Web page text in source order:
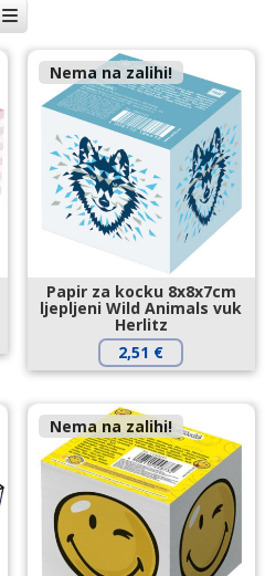
Nema na zalihi!
Papir za kocku 8x8x7cm
ljepljeni Wild Animals vuk
Herlitz
2,51 €
Nema na zalihi!